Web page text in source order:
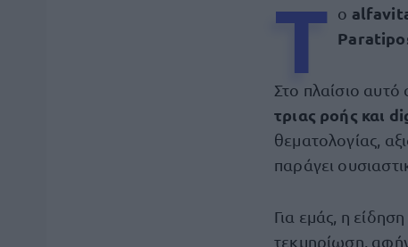
Τ ο
Στο πλαίσιο αυτό
τριας ροής και
θεματολογίας,
παράγει
Για εμάς, η
τεκμηρίωση,